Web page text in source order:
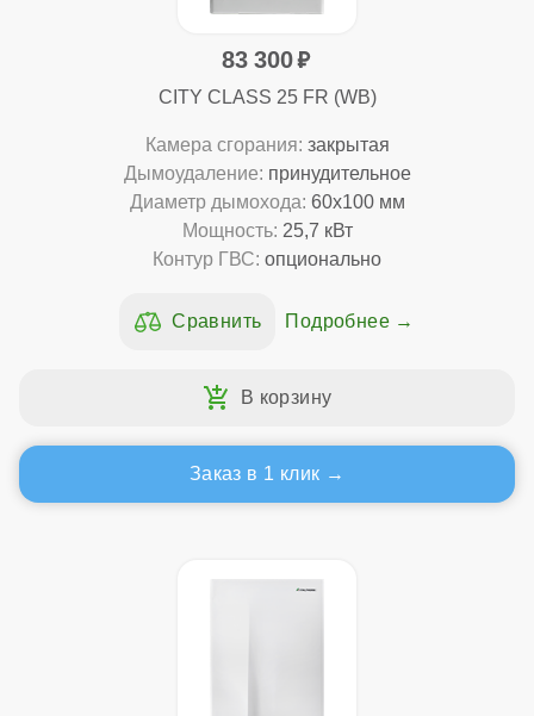
83 300
CITY CLASS 25 FR (WB)
Камера сгорания: закрытая
Дымоудаление: принудительное
Диаметр дымохода: 60x100 мм
Мощность: 25,7 кВт
Контур ГВС: опционально
Подробнее
Заказ в 1 клик